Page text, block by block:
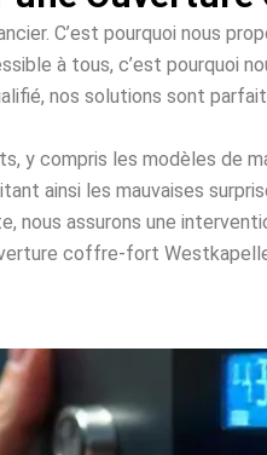
C’est pourquoi nous
à tous, c’est pourquoi
nos solutions sont
compris les modèles de
ainsi les mauvaises
nous assurons une
coffre-fort